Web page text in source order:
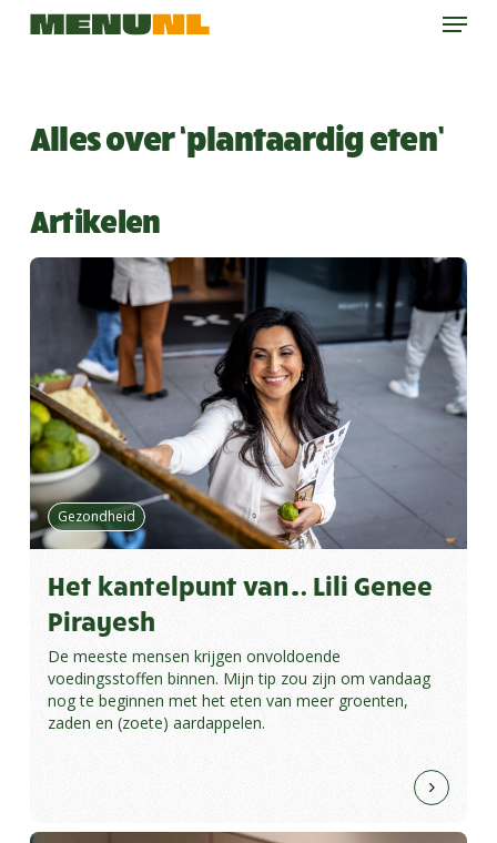
Skip
Menu
Alles over ‘plantaardig eten’
Artikelen
Gezondheid
Het kantelpunt van… Lili Genee
Pirayesh
De meeste mensen krijgen onvoldoende
voedingsstoffen binnen. Mijn tip zou zijn om vandaag
nog te beginnen met het eten van meer groenten,
zaden en (zoete) aardappelen.